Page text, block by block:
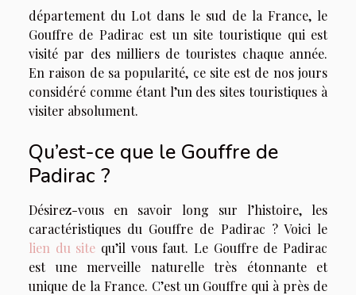
département du Lot dans le sud de la France, le
Gouffre de Padirac est un site touristique qui est
visité par des milliers de touristes chaque année.
En raison de sa popularité, ce site est de nos jours
considéré comme étant l’un des sites touristiques à
visiter absolument.
Qu’est-ce que le Gouffre de
Padirac ?
Désirez-vous en savoir long sur l’histoire, les
caractéristiques du Gouffre de Padirac ? Voici le
lien du site qu’il vous faut. Le Gouffre de Padirac
est une merveille naturelle très étonnante et
unique de la France. C’est un Gouffre qui à près de